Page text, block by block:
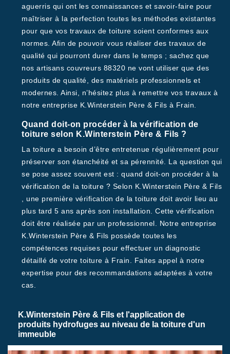
aguerris qui ont les connaissances et savoir-faire pour
maîtriser à la perfection toutes les méthodes existantes
pour que vos travaux de toiture soient conformes aux
normes. Afin de pouvoir vous réaliser des travaux de
qualité qui pourront durer dans le temps ; sachez que
nos artisans couvreurs 88320 ne vont utiliser que des
produits de qualité, des matériels professionnels et
modernes. Ainsi, n’hésitez plus à remettre vos travaux à
notre entreprise K.Winterstein Père & Fils à Frain.
Quand doit-on procéder à la vérification de
toiture selon K.Winterstein Père & Fils ?
La toiture a besoin d’être entretenue régulièrement pour
préserver son étanchéité et sa pérennité. La question qui
se pose assez souvent est : quand doit-on procéder à la
vérification de la toiture ? Selon K.Winterstein Père & Fils
, une première vérification de la toiture doit avoir lieu au
plus tard 5 ans après son installation. Cette vérification
doit être réalisée par un professionnel. Notre entreprise
K.Winterstein Père & Fils possède toutes les
compétences requises pour effectuer un diagnostic
détaillé de votre toiture à Frain. Faites appel à notre
expertise pour des recommandations adaptées à votre
cas.
K.Winterstein Père & Fils et l'application de
produits hydrofuges au niveau de la toiture d'un
immeuble